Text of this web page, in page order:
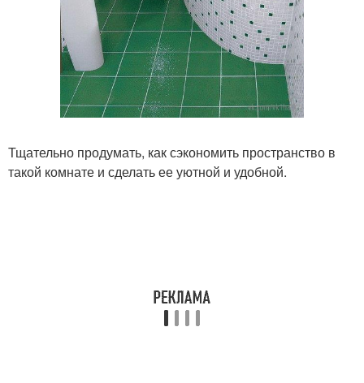
Тщательно продумать, как сэкономить пространство в
такой комнате и сделать ее уютной и удобной.